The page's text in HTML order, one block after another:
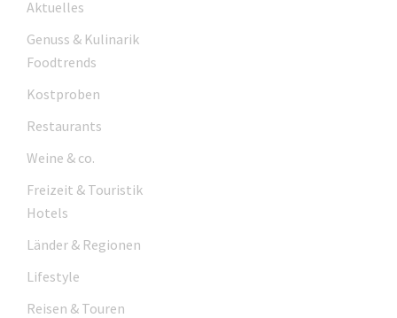
Aktuelles
Genuss & Kulinarik
Foodtrends
Kostproben
Restaurants
Weine & co.
Freizeit & Touristik
Hotels
Länder & Regionen
Lifestyle
Reisen & Touren